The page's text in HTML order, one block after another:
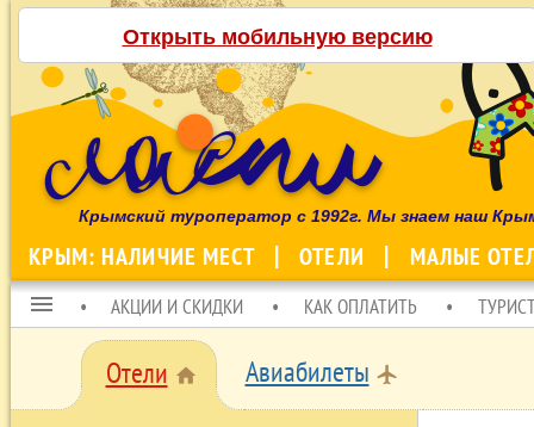
Открыть мобильную версию
Крымский туроператор с 1992г. Мы знаем наш
КРЫМ: НАЛИЧИЕ МЕСТ ОТЕЛИ МАЛЫЕ
menu АКЦИИ И СКИДКИ КАК ОПЛАТИТЬ
Отели home Авиабилеты local_airport